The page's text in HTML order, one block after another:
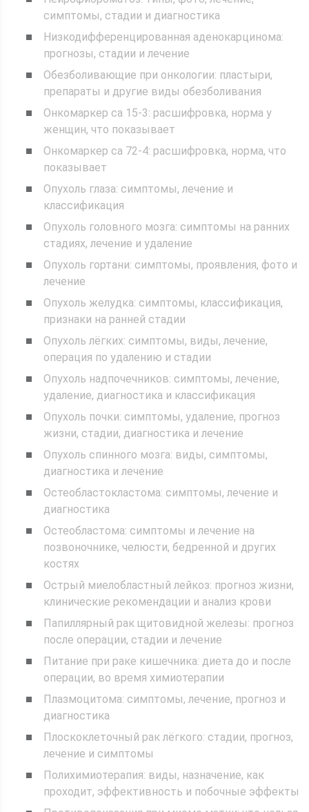
симптомы, стадии и диагностика
Низкодифференцированная аденокарцинома:
прогнозы, стадии и лечение
Обезболивающие при онкологии: пластыри,
препараты и другие виды обезболивания
Онкомаркер са 15-3: расшифровка, норма у
женщин, что показывает
Онкомаркер са 72-4: расшифровка, норма, что
показывает
Опухоль глаза: симптомы, лечение и
классификация
Опухоль головного мозга: симптомы на ранних
стадиях, лечение и удаление
Опухоль гортани: симптомы, проявления, фото и
лечение
Опухоль желудка: симптомы, классификация,
признаки на ранней стадии
Опухоль лёгких: симптомы, виды, лечение,
операция по удалению и стадии
Опухоль надпочечников: симптомы, лечение,
удаление, диагностика и классификация
Опухоль почки: симптомы, удаление, прогноз
жизни, стадии, диагностика и лечение
Опухоль спинного мозга: виды, симптомы,
диагностика и лечение
Остеобластокластома: симптомы, лечение и
диагностика
Остеобластома: симптомы и лечение на
позвоночнике, челюсти, бедренной и других
костях
Острый миелобластный лейкоз: прогноз жизни,
клинические рекомендации и анализ крови
Папиллярный рак щитовидной железы: прогноз
после операции, стадии и лечение
Питание при раке кишечника: диета до и после
операции, во время химиотерапии
Плазмоцитома: симптомы, лечение, прогноз и
диагностика
Плоскоклеточный рак лёгкого: стадии, прогноз,
лечение и симптомы
Полихимиотерапия: виды, назначение, как
проходит, эффективность и побочные эффекты